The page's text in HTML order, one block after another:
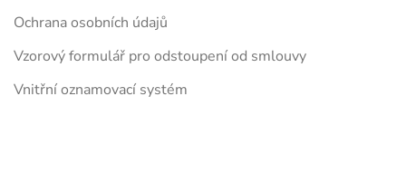
Ochrana osobních údajů
Vzorový formulář pro odstoupení od smlouvy
Vnitřní oznamovací systém